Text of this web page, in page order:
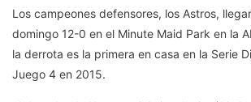
Los campeones defensores, los Astros,
domingo 12-0 en el Minute Maid Park en la
la derrota es la primera en casa en la Serie
Juego 4 en 2015.